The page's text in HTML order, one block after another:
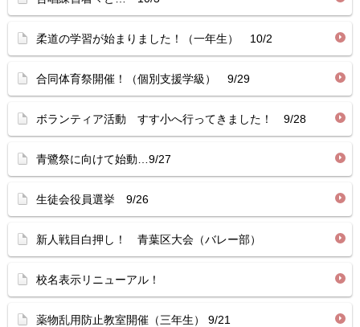
柔道の学習が始まりました！（一年生） 10/2
合同体育祭開催！（個別支援学級） 9/29
ボランティア活動 すす小へ行ってきました！ 9/28
青鷺祭に向けて始動…9/27
生徒会役員選挙 9/26
新人戦目白押し！ 青葉区大会（バレー部）
校名表示リニューアル！
薬物乱用防止教室開催（三年生） 9/21